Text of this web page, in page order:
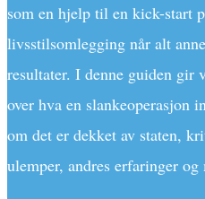
som en hjelp til en kick-start
livsstilsomlegging når alt
resultater. I denne guiden gir
over hva en slankeoperasjon
om det er dekket av staten,
ulemper, andres erfaringer og